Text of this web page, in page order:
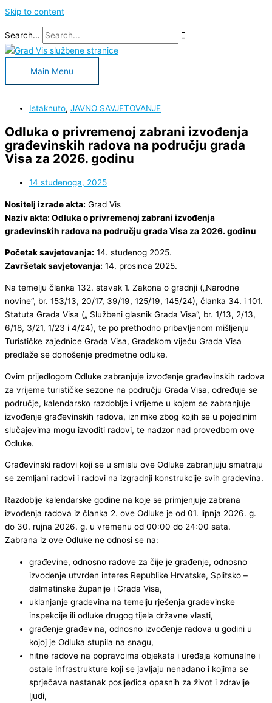
Skip to content
Search...
Main Menu
Istaknuto, JAVNO SAVJETOVANJE
Odluka o privremenoj zabrani izvođenja
građevinskih radova na području grada
Visa za 2026. godinu
14 studenoga, 2025
Nositelj izrade akta: Grad Vis
Naziv akta: Odluka o privremenoj zabrani izvođenja
građevinskih radova na području grada Visa za 2026. godinu
Početak savjetovanja: 14. studenog 2025.
Završetak savjetovanja: 14. prosinca 2025.
Na temelju članka 132. stavak 1. Zakona o gradnji („Narodne
novine“, br. 153/13, 20/17, 39/19, 125/19, 145/24), članka 34. i 101.
Statuta Grada Visa („ Službeni glasnik Grada Visa“, br. 1/13, 2/13,
6/18, 3/21, 1/23 i 4/24), te po prethodno pribavljenom mišljenju
Turističke zajednice Grada Visa, Gradskom vijeću Grada Visa
predlaže se donošenje predmetne odluke.
Ovim prijedlogom Odluke zabranjuje izvođenje građevinskih radova
za vrijeme turističke sezone na području Grada Visa, određuje se
područje, kalendarsko razdoblje i vrijeme u kojem se zabranjuje
izvođenje građevinskih radova, iznimke zbog kojih se u pojedinim
slučajevima mogu izvoditi radovi, te nadzor nad provedbom ove
Odluke.
Građevinski radovi koji se u smislu ove Odluke zabranjuju smatraju
se zemljani radovi i radovi na izgradnji konstrukcije svih građevina.
Razdoblje kalendarske godine na koje se primjenjuje zabrana
izvođenja radova iz članka 2. ove Odluke je od 01. lipnja 2026. g.
do 30. rujna 2026. g. u vremenu od 00:00 do 24:00 sata.
Zabrana iz ove Odluke ne odnosi se na:
građevine, odnosno radove za čije je građenje, odnosno
izvođenje utvrđen interes Republike Hrvatske, Splitsko –
dalmatinske županije i Grada Visa,
uklanjanje građevina na temelju rješenja građevinske
inspekcije ili odluke drugog tijela državne vlasti,
građenje građevina, odnosno izvođenje radova u godini u
kojoj je Odluka stupila na snagu,
hitne radove na popravcima objekata i uređaja komunalne i
ostale infrastrukture koji se javljaju nenadano i kojima se
sprječava nastanak posljedica opasnih za život i zdravlje
ljudi,